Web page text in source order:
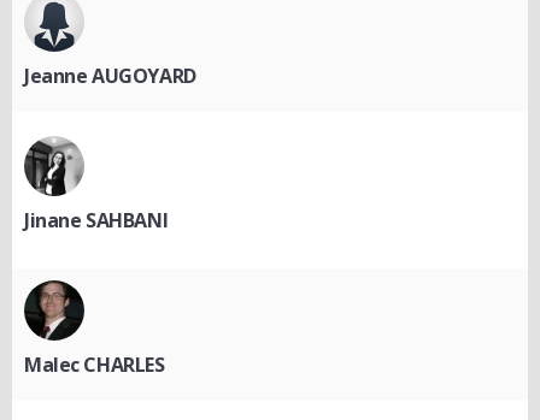
Jeanne AUGOYARD
Jinane SAHBANI
Malec CHARLES